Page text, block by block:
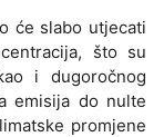
će slabo utjecati
što su
i dugoročnog
emisija do nulte
promjene